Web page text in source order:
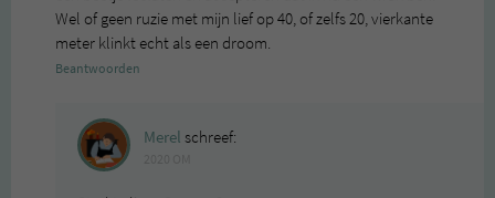
Wel of geen ruzie met mijn lief op 40, of zelfs 20, vierkante
meter klinkt echt als een droom.
Beantwoorden
Merel schreef: